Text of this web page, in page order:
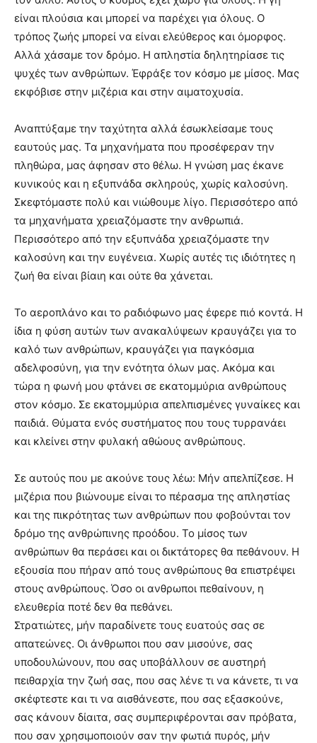
είναι πλούσια και μπορεί να παρέχει για όλους. Ο
τρόπος ζωής μπορεί να είναι ελεύθερος και όμορφος.
Αλλά χάσαμε τον δρόμο. Η απληστία δηλητηρίασε τις
ψυχές των ανθρώπων. Έφράξε τον κόσμο με μίσος. Μας
εκφόβισε στην μιζέρια και στην αιματοχυσία.
Αναπτύξαμε την ταχύτητα αλλά έσωκλείσαμε τους
εαυτούς μας. Τα μηχανήματα που προσέφεραν την
πληθώρα, μας άφησαν στο θέλω. Η γνώση μας έκανε
κυνικούς και η εξυπνάδα σκληρούς, χωρίς καλοσύνη.
Σκεφτόμαστε πολύ και νιώθουμε λίγο. Περισσότερο από
τα μηχανήματα χρειαζόμαστε την ανθρωπιά.
Περισσότερο από την εξυπνάδα χρειαζόμαστε την
καλοσύνη και την ευγένεια. Χωρίς αυτές τις ιδιότητες η
ζωή θα είναι βίαιη και ούτε θα χάνεται.
Το αεροπλάνο και το ραδιόφωνο μας έφερε πιό κοντά. Η
ίδια η φύση αυτών των ανακαλύψεων κραυγάζει για το
καλό των ανθρώπων, κραυγάζει για παγκόσμια
αδελφοσύνη, για την ενότητα όλων μας. Ακόμα και
τώρα η φωνή μου φτάνει σε εκατομμύρια ανθρώπους
στον κόσμο. Σε εκατομμύρια απελπισμένες γυναίκες και
παιδιά. Θύματα ενός συστήματος που τους τυρρανάει
και κλείνει στην φυλακή αθώους ανθρώπους.
Σε αυτούς που με ακούνε τους λέω: Mήν απελπίζεσε. Η
μιζέρια που βιώνουμε είναι το πέρασμα της απληστίας
και της πικρότητας των ανθρώπων που φοβούνται τον
δρόμο της ανθρώπινης προόδου. Το μίσος των
ανθρώπων θα περάσει και οι δικτάτορες θα πεθάνουν. Η
εξουσία που πήραν από τους ανθρώπους θα επιστρέψει
στους ανθρώπους. Όσο οι ανθρωποι πεθαίνουν, η
ελευθερία ποτέ δεν θα πεθάνει.
Στρατιώτες, μήν παραδίνετε τους ευατούς σας σε
απατεώνες. Οι άνθρωποι που σαν μισούνε, σας
υποδουλώνουν, που σας υποβάλλουν σε αυστηρή
πειθαρχία την ζωή σας, που σας λένε τι να κάνετε, τι να
σκέφτεστε και τι να αισθάνεστε, που σας εξασκούνε,
σας κάνουν δίαιτα, σας συμπεριφέρονται σαν πρόβατα,
που σαν χρησιμοποιούν σαν την φωτιά πυρός, μήν